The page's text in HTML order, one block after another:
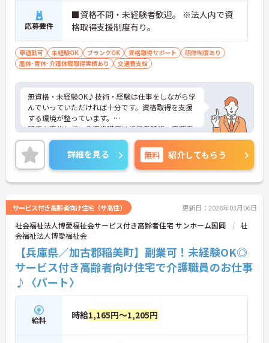
応募要件
■資格不問・未経験者歓迎。 ※法人内で資
格取得支援制度有り。
車通勤可 未経験OK ブランクOK 資格取得サポート
研修制度あり
産休･育休･介護休暇取得実績あり
交通費支給
無資格・未経験OK♪技術・経験は仕事をしながら学
んでいっていただければ十分です。資格取得を支援
する環境が整っています。
研修を実施している資格講座は初任者研修・実務者
研修・医療的ケア教員講習などなど、やる気次第で
スキルアップを応援していきます！！
手当も充実で安心して長くお勤めいただけます♪ご
興味ある方には、面接対策ポイントなど、さらに詳
細をお話しいたしますのでお気軽にご相談くださ
詳細を見る 無料 紹介してもらう
サービス付き高齢者向け住宅（サ高住） 更新日：2026年03月06日
社会福祉法人博愛福祉会サービス付き高齢者住宅 サンホーム国岡
社
会福祉法人博愛福祉会
【兵庫県／加古郡稲美町】副業可！未経験OK◎
サービス付き高齢者向け住宅で介護職員のお仕事
♪〈パート〉
給料 時給1,165円～1,205円